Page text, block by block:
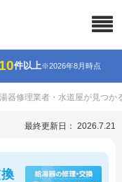
件以上※2026年8月時点
器修理業者・水道屋が見つか
最終更新日： 2026.7.21